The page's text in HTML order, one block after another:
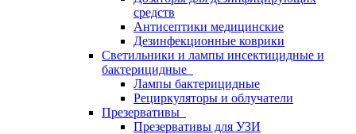
средств
Антисептики медицинские
Дезинфекционные коврики
Светильники и лампы инсектицидные и
бактерицидные
Лампы бактерицидные
Рециркуляторы и облучатели
Презервативы
Презервативы для УЗИ